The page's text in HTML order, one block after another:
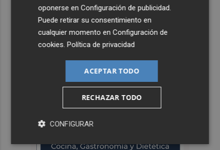
oponerse enConfiguración de publicidad
Puede retirar su consentimiento en
cualquier momento enConfiguración de
cookies .Política de privacidad
ACEPTAR TODO
RECHAZAR TODO
CONFIGURAR